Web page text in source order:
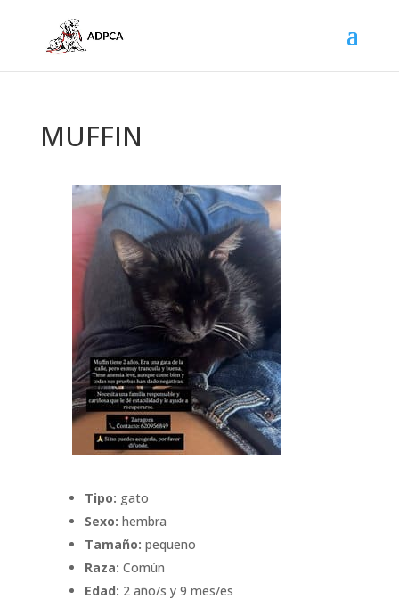
MUFFIN
Tipo: gato
Sexo: hembra
Tamaño: pequeno
Raza: Común
Edad: 2 año/s y 9 mes/es